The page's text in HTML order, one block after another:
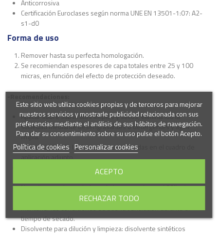
Anticorrosiva
Certificación Euroclases según norma UNE EN 13501-1:07: A2-
s1-d0
Forma de uso
Remover hasta su perfecta homologación.
Se recomiendan espesores de capa totales entre 25 y 100
micras, en función del efecto de protección deseado.
Aplicar sobre substratos limpios y secos, eliminando la
suciedad mediante desengrasantes o detergentes y agua
limpia.
Aplicar siguiendo las indicaciones marcadas en el cuadro de
aplicación adjunto.
No aplicar el producto a temperaturas elevadas, ni sobre
superficies expuestas a fuerte insolación.
No aplicar con humedades relativas superiores al 80%, ni a
temperaturas inferiores a 5o.
Mantener las condiciones de buena ventilación durante el
tiempo de secado.
Disolvente para dilución y limpieza: disolvente sintéticos
Este sitio web utiliza cookies propias y de terceros para mejorar
nuestros servicios y mostrarle publicidad relacionada con sus
preferencias mediante el análisis de sus hábitos de navegación.
Para dar su consentimiento sobre su uso pulse el botón Acepto.
Política de cookies Personalizar cookies
RECHAZAR TODO
ACEPTO